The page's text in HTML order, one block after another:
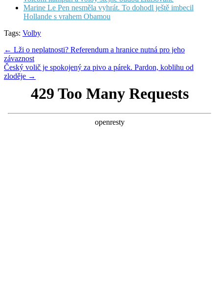
Marine Le Pen nesměla vyhrát. To dohodl ještě imbecil
Hollande s vrahem Obamou
Tags: Volby
Post
navigation
← Lži o neplatnosti? Referendum a hranice nutná pro jeho
závaznost
Český volič je spokojený za pivo a párek. Pardon, koblihu od
zloděje →